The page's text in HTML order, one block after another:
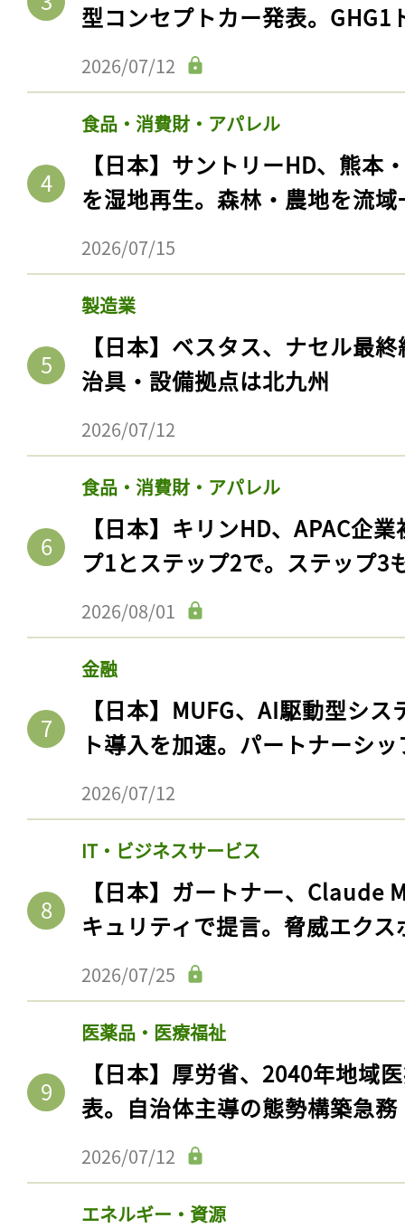
型コンセプトカー発表。GHG1
2026/07/12
食品・消費財・アパレル
【日本】サントリーHD、熊本
を湿地再生。森林・農地を流
2026/07/15
製造業
【日本】ベスタス、ナセル最
治具・設備拠点は北九州
2026/07/12
食品・消費財・アパレル
【日本】キリンHD、APAC企
プ1とステップ2で。ステップ3
2026/08/01
金融
【日本】MUFG、AI駆動型シ
ト導入を加速。パートナーシ
2026/07/12
IT・ビジネスサービス
【日本】ガートナー、Claude
キュリティで提言。脅威エク
2026/07/25
医薬品・医療福祉
【日本】厚労省、2040年地域
表。自治体主導の態勢構築急務
2026/07/12
エネルギー・資源
記事をお気に入りに